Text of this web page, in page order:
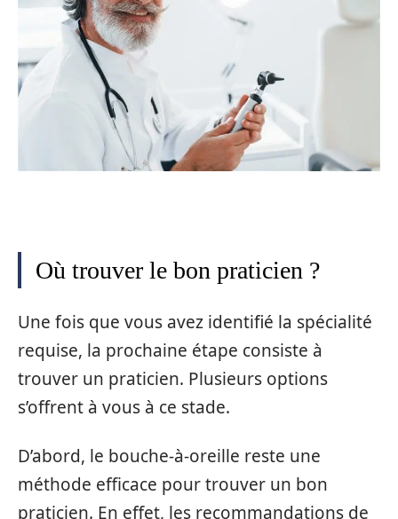
Où trouver le bon praticien ?
Une fois que vous avez identifié la spécialité
requise, la prochaine étape consiste à
trouver un praticien. Plusieurs options
s’offrent à vous à ce stade.
D’abord, le bouche-à-oreille reste une
méthode efficace pour trouver un bon
praticien. En effet, les recommandations de